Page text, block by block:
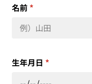
名前 *
生年月日 *